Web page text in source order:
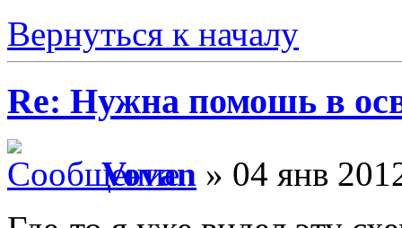
Вернуться к началу
Re: Нужна помошь в
Vovan » 04 янв